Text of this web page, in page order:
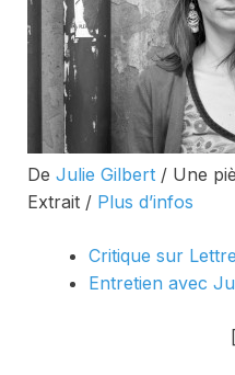
De Julie Gilbert / Une
Extrait / Plus d’infos
Critique sur
Entretien avec